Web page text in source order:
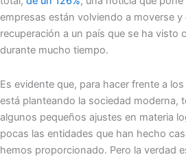
empresas están volviendo a moverse y
recuperación a un país que se ha visto
durante mucho tiempo.
Es evidente que, para hacer frente a
está planteando la sociedad moderna,
algunos pequeños ajustes en materia
pocas las entidades que han hecho
hemos proporcionado. Pero la verdad